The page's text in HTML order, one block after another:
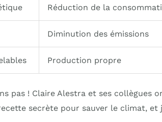
Réduction de la
Diminution des émissions
Production propre
pas ! Claire Alestra et ses collègues
secrète pour sauver le climat,